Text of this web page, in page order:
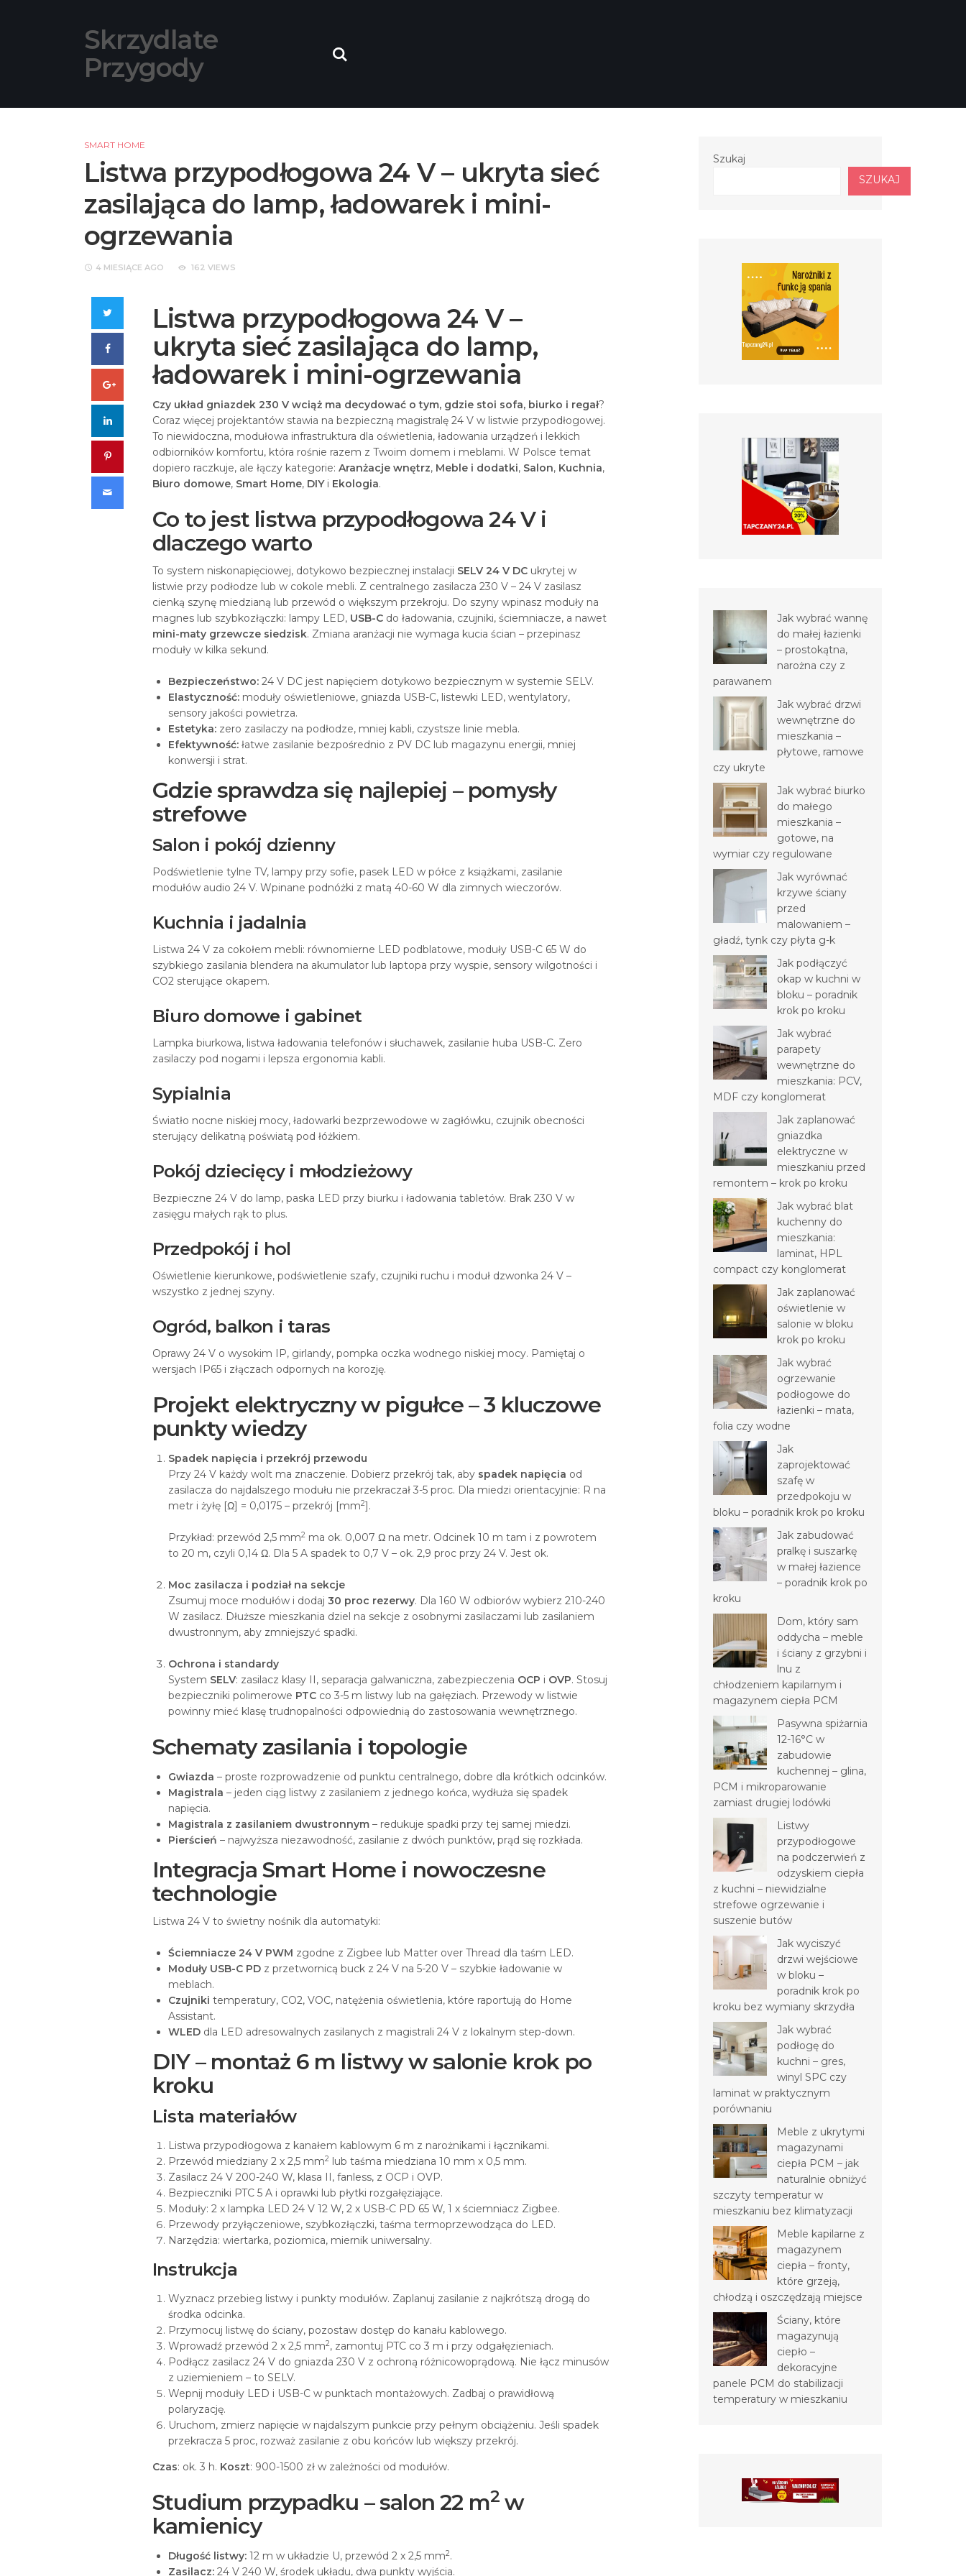
Skrzydlate
Przygody
SMART HOME
Listwa przypodłogowa 24 V – ukryta sieć
zasilająca do lamp, ładowarek i mini-
ogrzewania
4 MIESIĄCE AGO 162 VIEWS
Facebook
Google+
LinkedIn
Pinterest
Listwa przypodłogowa 24 V –
ukryta sieć zasilająca do lamp,
ładowarek i mini-ogrzewania
Czy układ gniazdek 230 V wciąż ma decydować o tym, gdzie stoi sofa, biurko i regał?
Coraz więcej projektantów stawia na bezpieczną magistralę 24 V w listwie przypodłogowej.
To niewidoczna, modułowa infrastruktura dla oświetlenia, ładowania urządzeń i lekkich
odbiorników komfortu, która rośnie razem z Twoim domem i meblami. W Polsce temat
dopiero raczkuje, ale łączy kategorie: Aranżacje wnętrz, Meble i dodatki, Salon, Kuchnia,
Biuro domowe, Smart Home, DIYi Ekologia.
Co to jest listwa przypodłogowa 24 V i
dlaczego warto
To system niskonapięciowej, dotykowo bezpiecznej instalacji SELV 24 V DC ukrytej w
listwie przy podłodze lub w cokole mebli. Z centralnego zasilacza 230 V – 24 V zasilasz
cienką szynę miedzianą lub przewód o większym przekroju. Do szyny wpinasz moduły na
magnes lub szybkozłączki: lampy LED, USB-C do ładowania, czujniki, ściemniacze, a nawet
mini-maty grzewcze siedzisk. Zmiana aranżacji nie wymaga kucia ścian – przepinasz
moduły w kilka sekund.
Bezpieczeństwo: 24 V DC jest napięciem dotykowo bezpiecznym w systemie SELV.
Elastyczność: moduły oświetleniowe, gniazda USB-C, listewki LED, wentylatory,
sensory jakości powietrza.
Estetyka: zero zasilaczy na podłodze, mniej kabli, czystsze linie mebla.
Efektywność: łatwe zasilanie bezpośrednio z PV DC lub magazynu energii, mniej
konwersji i strat.
Gdzie sprawdza się najlepiej – pomysły
strefowe
Salon i pokój dzienny
Podświetlenie tylne TV, lampy przy sofie, pasek LED w półce z książkami, zasilanie
modułów audio 24 V. Wpinane podnóżki z matą 40-60 W dla zimnych wieczorów.
Kuchnia i jadalnia
Listwa 24 V za cokołem mebli: równomierne LED podblatowe, moduły USB-C 65 W do
szybkiego zasilania blendera na akumulator lub laptopa przy wyspie, sensory wilgotności i
CO2 sterujące okapem.
Biuro domowe i gabinet
Lampka biurkowa, listwa ładowania telefonów i słuchawek, zasilanie huba USB-C. Zero
zasilaczy pod nogami i lepsza ergonomia kabli.
Sypialnia
Światło nocne niskiej mocy, ładowarki bezprzewodowe w zagłówku, czujnik obecności
sterujący delikatną poświatą pod łóżkiem.
Pokój dziecięcy i młodzieżowy
Bezpieczne 24 V do lamp, paska LED przy biurku i ładowania tabletów. Brak 230 V w
zasięgu małych rąk to plus.
Przedpokój i hol
Oświetlenie kierunkowe, podświetlenie szafy, czujniki ruchu i moduł dzwonka 24 V –
wszystko z jednej szyny.
Ogród, balkon i taras
Oprawy 24 V o wysokim IP, girlandy, pompka oczka wodnego niskiej mocy. Pamiętaj o
wersjach IP65 i złączach odpornych na korozję.
Projekt elektryczny w pigułce – 3 kluczowe
punkty wiedzy
Spadek napięcia i przekrój przewodu
Przy 24 V każdy wolt ma znaczenie. Dobierz przekrój tak, aby spadek napięcia od
zasilacza do najdalszego modułu nie przekraczał 3-5 proc. Dla miedzi orientacyjnie: R na
metr i żyłę [Ω] = 0,0175 – przekrój [mm2].
Przykład: przewód 2,5 mm2 ma ok. 0,007 Ω na metr. Odcinek 10 m tam i z powrotem
to 20 m, czyli 0,14 Ω. Dla 5 A spadek to 0,7 V – ok. 2,9 proc przy 24 V. Jest ok.
Moc zasilacza i podział na sekcje
Zsumuj moce modułów i dodaj 30 proc rezerwy. Dla 160 W odbiorów wybierz 210-240
W zasilacz. Dłuższe mieszkania dziel na sekcje z osobnymi zasilaczami lub zasilaniem
dwustronnym, aby zmniejszyć spadki.
Ochrona i standardy
System SELV: zasilacz klasy II, separacja galwaniczna, zabezpieczenia OCP i OVP. Stosuj
bezpieczniki polimerowe PTC co 3-5 m listwy lub na gałęziach. Przewody w listwie
powinny mieć klasę trudnopalności odpowiednią do zastosowania wewnętrznego.
Schematy zasilania i topologie
Gwiazda – proste rozprowadzenie od punktu centralnego, dobre dla krótkich odcinków.
Magistrala – jeden ciąg listwy z zasilaniem z jednego końca, wydłuża się spadek
napięcia.
Magistrala z zasilaniem dwustronnym – redukuje spadki przy tej samej miedzi.
Pierścień – najwyższa niezawodność, zasilanie z dwóch punktów, prąd się rozkłada.
Integracja Smart Home i nowoczesne
technologie
Listwa 24 V to świetny nośnik dla automatyki:
Ściemniacze 24 V PWM zgodne z Zigbee lub Matter over Thread dla taśm LED.
Moduły USB-C PD z przetwornicą buck z 24 V na 5-20 V – szybkie ładowanie w
meblach.
Czujniki temperatury, CO2, VOC, natężenia oświetlenia, które raportują do Home
Assistant.
WLED dla LED adresowalnych zasilanych z magistrali 24 V z lokalnym step-down.
DIY – montaż 6 m listwy w salonie krok po
kroku
Lista materiałów
Listwa przypodłogowa z kanałem kablowym 6 m z narożnikami i łącznikami.
Przewód miedziany 2 x 2,5 mm2 lub taśma miedziana 10 mm x 0,5 mm.
Zasilacz 24 V 200-240 W, klasa II, fanless, z OCP i OVP.
Bezpieczniki PTC 5 A i oprawki lub płytki rozgałęziające.
Moduły: 2 x lampka LED 24 V 12 W, 2 x USB-C PD 65 W, 1 x ściemniacz Zigbee.
Przewody przyłączeniowe, szybkozłączki, taśma termoprzewodząca do LED.
Narzędzia: wiertarka, poziomica, miernik uniwersalny.
Instrukcja
Wyznacz przebieg listwy i punkty modułów. Zaplanuj zasilanie z najkrótszą drogą do
środka odcinka.
Przymocuj listwę do ściany, pozostaw dostęp do kanału kablowego.
Wprowadź przewód 2 x 2,5 mm2, zamontuj PTC co 3 m i przy odgałęzieniach.
Podłącz zasilacz 24 V do gniazda 230 V z ochroną różnicowoprądową. Nie łącz minusów
z uziemieniem – to SELV.
Wepnij moduły LED i USB-C w punktach montażowych. Zadbaj o prawidłową
polaryzację.
Uruchom, zmierz napięcie w najdalszym punkcie przy pełnym obciążeniu. Jeśli spadek
przekracza 5 proc, rozważ zasilanie z obu końców lub większy przekrój.
Czas: ok. 3 h. Koszt: 900-1500 zł w zależności od modułów.
Studium przypadku – salon 22 m2 w
kamienicy
Długość listwy: 12 m w układzie U, przewód 2 x 2,5 mm2.
Zasilacz: 24 V 240 W, środek układu, dwa punkty wyjścia.
Szukaj
SZUKAJ
Jak wybrać wannę
do małej łazienki
– prostokątna,
narożna czy z
parawanem
Jak wybrać drzwi
wewnętrzne do
mieszkania –
płytowe, ramowe
czy ukryte
Jak wybrać biurko
do małego
mieszkania –
gotowe, na
wymiar czy regulowane
Jak wyrównać
krzywe ściany
przed
malowaniem –
gładź, tynk czy płyta g-k
Jak podłączyć
okap w kuchni w
bloku – poradnik
krok po kroku
Jak wybrać
parapety
wewnętrzne do
mieszkania: PCV,
MDF czy konglomerat
Jak zaplanować
gniazdka
elektryczne w
mieszkaniu przed
remontem – krok po kroku
Jak wybrać blat
kuchenny do
mieszkania:
laminat, HPL
compact czy konglomerat
Jak zaplanować
oświetlenie w
salonie w bloku
krok po kroku
Jak wybrać
ogrzewanie
podłogowe do
łazienki – mata,
folia czy wodne
Jak
zaprojektować
szafę w
przedpokoju w
bloku – poradnik krok po kroku
Jak zabudować
pralkę i suszarkę
w małej łazience
– poradnik krok po
kroku
Dom, który sam
oddycha – meble
i ściany z grzybni i
lnu z
chłodzeniem kapilarnym i
magazynem ciepła PCM
Pasywna spiżarnia
12-16°C w
zabudowie
kuchennej – glina,
PCM i mikroparowanie
zamiast drugiej lodówki
Listwy
przypodłogowe
na podczerwień z
odzyskiem ciepła
z kuchni – niewidzialne
strefowe ogrzewanie i
suszenie butów
Jak wyciszyć
drzwi wejściowe
w bloku –
poradnik krok po
kroku bez wymiany skrzydła
Jak wybrać
podłogę do
kuchni – gres,
winyl SPC czy
laminat w praktycznym
porównaniu
Meble z ukrytymi
magazynami
ciepła PCM – jak
naturalnie obniżyć
szczyty temperatur w
mieszkaniu bez klimatyzacji
Meble kapilarne z
magazynem
ciepła – fronty,
które grzeją,
chłodzą i oszczędzają miejsce
Ściany, które
magazynują
ciepło –
dekoracyjne
panele PCM do stabilizacji
temperatury w mieszkaniu